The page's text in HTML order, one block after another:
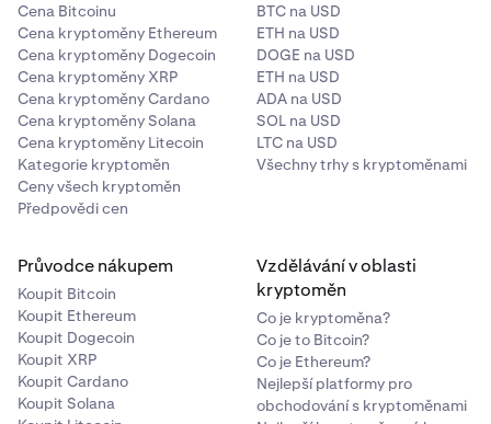
• XRP
• LTC
• DOGE
• XLM
• USDT
• ADA
• ATOM
• LINK
• DAI
• PAXG
• USDC
Chcete-li uzavřít celý objem všech otevřených pozic pro
konkrétní pár, můžete zadat '0' jako částku uzavírací
transakční objednávky. To může být užitečné pro
uzavření všech otevřených spotových pozic na margin
pro konkrétní pár jednou objednávkou, pro uzavření
spotových pozic pro konkrétní trh během období
volatility, kdy se velikost pozice často mění, nebo pro
uzavření malých zbývajících objemů otevřených
spotových pozic na margin.
Cena Bitcoinu
Cena kryptoměny Ethereum
Cena kryptoměny Dogecoin
Cena kryptoměny XRP
Cena kryptoměny Cardano
Cena kryptoměny Solana
Cena kryptoměny Litecoin
Kategorie kryptoměn
Ceny všech kryptoměn
Předpovědi cen
BTC na USD
ETH na USD
DOGE na USD
ETH na USD
ADA na USD
SOL na USD
LTC na USD
Všechny trhy s kryptoměnami
Průvodce nákupem
Koupit Bitcoin
Koupit Ethereum
Koupit Dogecoin
Koupit XRP
Koupit Cardano
Koupit Solana
Vzdělávání v oblasti
kryptoměn
Co je kryptoměna?
Co je to Bitcoin?
Co je Ethereum?
Nejlepší platformy pro
obchodování s kryptoměnami